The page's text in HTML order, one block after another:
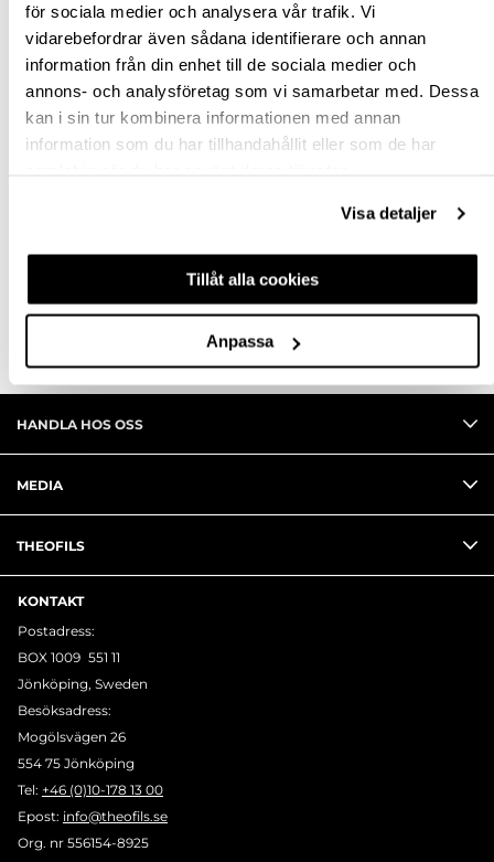
för sociala medier och analysera vår trafik. Vi
vidarebefordrar även sådana identifierare och annan
information från din enhet till de sociala medier och
annons- och analysföretag som vi samarbetar med. Dessa
kan i sin tur kombinera informationen med annan
information som du har tillhandahållit eller som de har
Visa detaljer
Tillåt alla cookies
Anpassa
Snabba leveranser
Hämta i butik
Ledande leverantör i Sverige
HANDLA HOS OSS
MEDIA
THEOFILS
KONTAKT
Postadress:
BOX 1009 551 11
Jönköping, Sweden
Besöksadress:
Mogölsvägen 26
554 75 Jönköping
Tel: +46 (0)10-178 13 00
Epost: info@theofils.se
Org. nr 556154-8925